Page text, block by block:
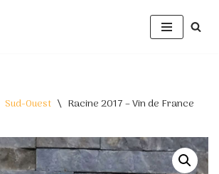
Sud-Ouest \ Racine 2017 – Vin de France